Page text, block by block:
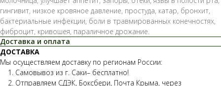
гингивит, низкое кровяное давление, простуда, катар, бронхит,
бактериальные инфекции, боли в травмированных конечностях,
фиброцит, кривошея, параличное дрожание.
Доставка и оплата
ДОСТАВКА
Мы осуществляем доставку по регионам России:
1. Самовывоз из г. Саки– бесплатно!
2. Отправляем СДЭК, Боксбери, Почта Крыма, через